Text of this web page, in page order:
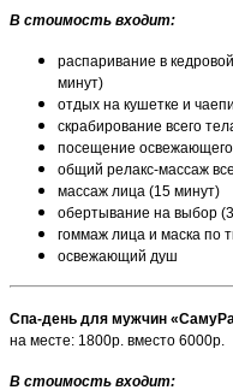
В стоимость входит:
распаривание в
минут)
отдых на кушетке и
скрабирование всего
посещение
общий релакс-массаж
массаж лица (15 минут)
обертывание на выбор
гоммаж лица и маска по
освежающий душ
Спа-день для мужчин
на месте: 1800р. вместо 6000р.
В стоимость входит: